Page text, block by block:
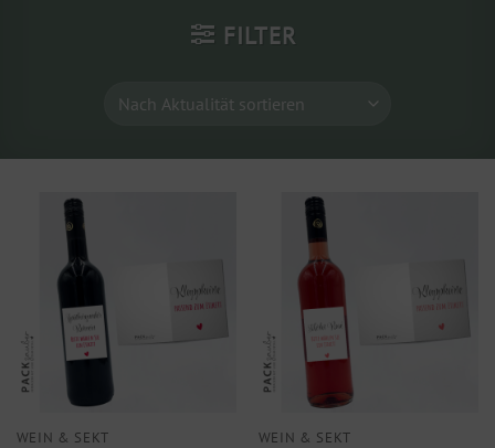
FILTER
WEIN & SEKT WEIN & SEKT